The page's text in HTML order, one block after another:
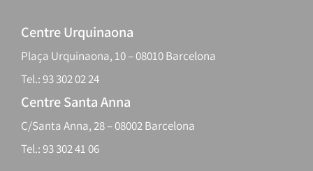
Centre Urquinaona
Plaça Urquinaona, 10 – 08010 Barcelona
Tel.: 93 302 02 24
Centre Santa Anna
C/Santa Anna, 28 – 08002 Barcelona
Tel.: 93 302 41 06